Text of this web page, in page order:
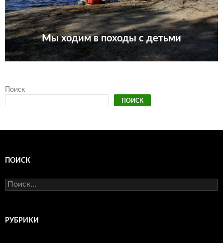
Мы ходим в походы с детьми
Поиск
ПОИСК
ПОИСК
Найти:
РУБРИКИ